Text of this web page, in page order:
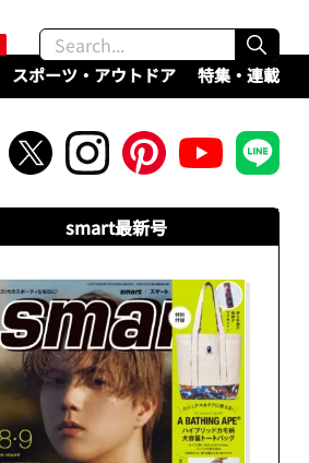
スポーツ・アウトドア 特集・連載
smart最新号